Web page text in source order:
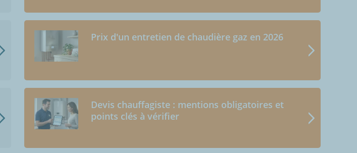
Prix d'un entretien de chaudière gaz en 2026
Devis chauffagiste : mentions obligatoires et
points clés à vérifier